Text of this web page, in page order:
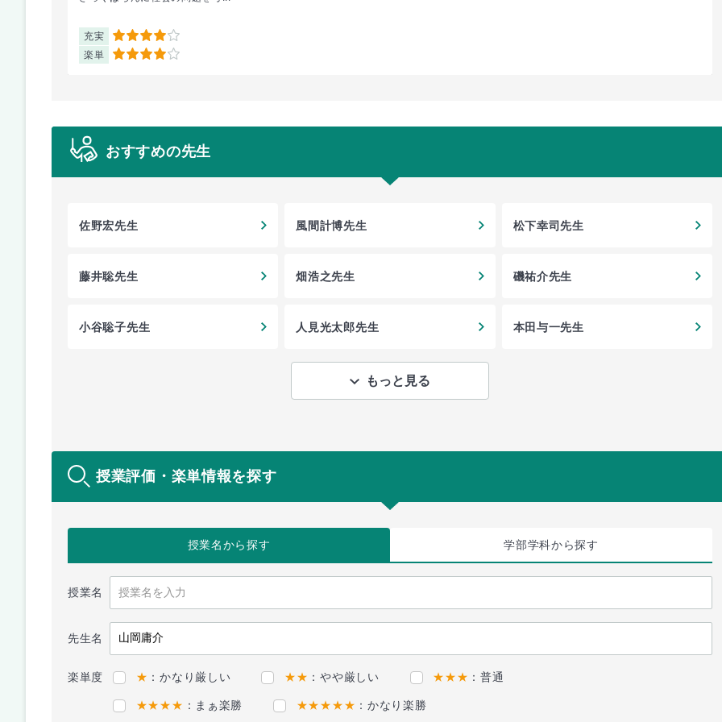
充実 4
楽単 4
おすすめの先生
佐野宏先生 風間計博先生 松下幸司先生
藤井聡先生 畑浩之先生 磯祐介先生
小谷聡子先生 人見光太郎先生 本田与一先生
もっと見る
授業評価・楽単情報を探す
授業名から探す 学部学科から探す
授業名
先生名
楽単度 ★ ：かなり厳しい ★★ ：やや厳しい ★★★ ：普通
★★★★ ：まぁ楽勝 ★★★★★ ：かなり楽勝